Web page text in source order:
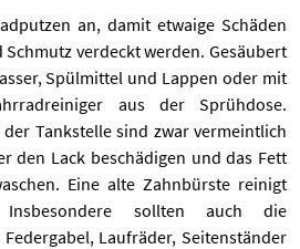
an, damit etwaige Schäden
verdeckt werden. Gesäubert
Spülmittel und Lappen oder mit
aus der Sprühdose.
Tankstelle sind zwar vermeintlich
den Lack beschädigen und das Fett
Eine alte Zahnbürste reinigt
Insbesondere sollten auch die
Laufräder, Seitenständer